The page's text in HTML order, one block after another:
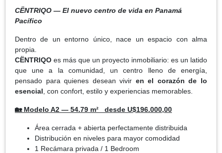
CËNTRIQO — El nuevo centro de vida en Panamá
Pacífico
Dentro de un entorno único, nace un espacio con alma
propia.
CËNTRIQO es más que un proyecto inmobiliario: es un latido
que une a la comunidad, un centro lleno de energía,
pensado para quienes desean vivir en el corazón de lo
esencial , con confort, estilo y experiencias memorables.
🏡 Modelo A2 — 54.79 m² desde U$196.000,00
Área cerrada + abierta perfectamente distribuida
Distribución en niveles para mayor comodidad
1 Recámara privada / 1 Bedroom